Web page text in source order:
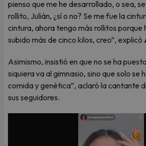
pienso que me he desarrollado, o sea,
rollito, Julián, ¿sí o no? Se me fue la
cintura, ahora tengo más rollitos porque
subido más de cinco kilos, creo”, explicó
Asimismo, insistió en que no se ha
siquiera va al gimnasio, sino que solo se
comida y genética”, aclaró la cantante
sus seguidores.